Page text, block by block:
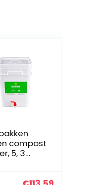
compost
5, 3